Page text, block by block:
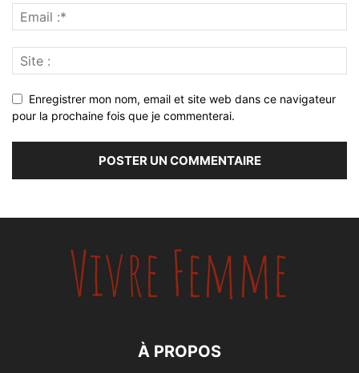
Enregistrer mon nom, email et site web dans ce navigateur
pour la prochaine fois que je commenterai.
À PROPOS